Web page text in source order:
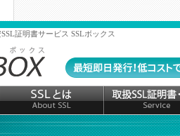
証明書サービス SSLボックス